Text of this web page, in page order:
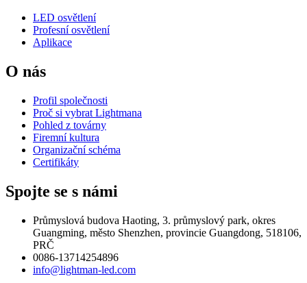
LED osvětlení
Profesní osvětlení
Aplikace
O nás
Profil společnosti
Proč si vybrat Lightmana
Pohled z továrny
Firemní kultura
Organizační schéma
Certifikáty
Spojte se s námi
Průmyslová budova Haoting, 3. průmyslový park, okres
Guangming, město Shenzhen, provincie Guangdong, 518106,
PRČ
0086-13714254896
info@lightman-led.com